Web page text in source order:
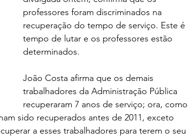
professores foram discriminados na
recuperação do tempo de serviço. Este é
tempo de lutar e os professores estão
determinados.
João Costa afirma que os demais
trabalhadores da Administração Pública
recuperaram 7 anos de serviço; ora, como
sido recuperados antes de 2011, exceto
a esses trabalhadores para terem o seu